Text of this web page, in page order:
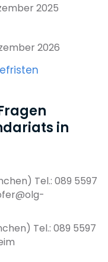
2025
2026
in
Tel.: 089 5597
Tel.: 089 5597